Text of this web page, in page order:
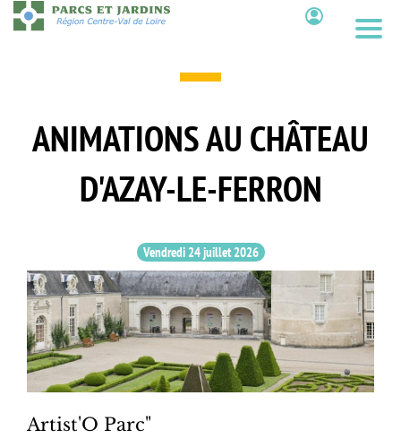
Aller
au
ANIMATIONS AU CHÂTEAU
D'AZAY-LE-FERRON
Vendredi 24 juillet 2026
Artist'O Parc"